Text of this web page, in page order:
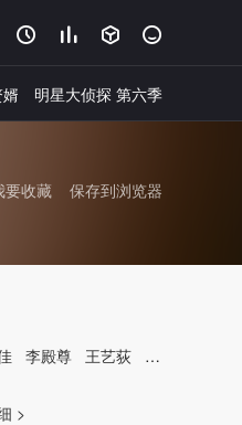
   
明星大侦探 第六季
保存到浏览器
要收藏
李殿尊 王艺荻 杜双宇
>